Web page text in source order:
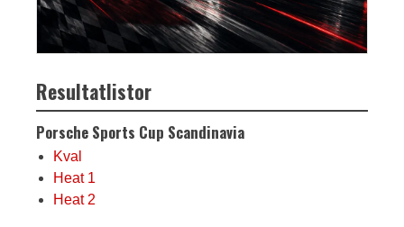
Resultatlistor
Porsche Sports Cup Scandinavia
Kval
Heat 1
Heat 2